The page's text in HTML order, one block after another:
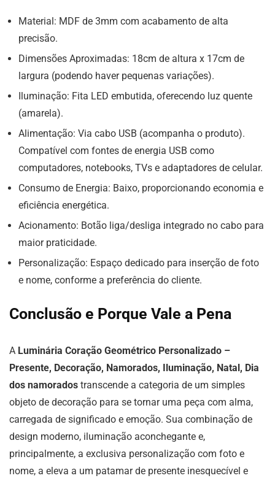
Material: MDF de 3mm com acabamento de alta
precisão.
Dimensões Aproximadas: 18cm de altura x 17cm de
largura (podendo haver pequenas variações).
Iluminação: Fita LED embutida, oferecendo luz quente
(amarela).
Alimentação: Via cabo USB (acompanha o produto).
Compatível com fontes de energia USB como
computadores, notebooks, TVs e adaptadores de celular.
Consumo de Energia: Baixo, proporcionando economia e
eficiência energética.
Acionamento: Botão liga/desliga integrado no cabo para
maior praticidade.
Personalização: Espaço dedicado para inserção de foto
e nome, conforme a preferência do cliente.
Conclusão e Porque Vale a Pena
A Luminária Coração Geométrico Personalizado –
Presente, Decoração, Namorados, Iluminação, Natal, Dia
dos namorados transcende a categoria de um simples
objeto de decoração para se tornar uma peça com alma,
carregada de significado e emoção. Sua combinação de
design moderno, iluminação aconchegante e,
principalmente, a exclusiva personalização com foto e
nome, a eleva a um patamar de presente inesquecível e